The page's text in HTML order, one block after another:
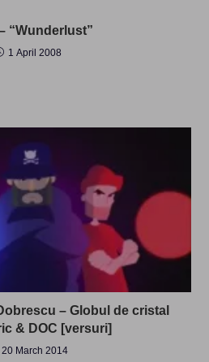
“Wunderlust”
1 April 2008
– Globul de cristal
& DOC [versuri]
20 March 2014